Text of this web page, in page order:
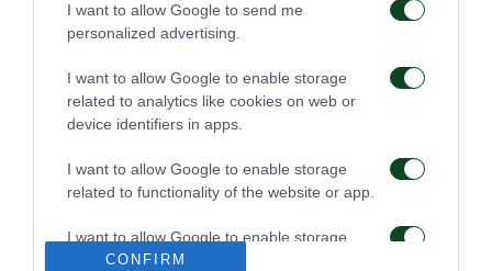
I want to allow Google to send me
personalized advertising.
I want to allow Google to enable storage
related to analytics like cookies on web or
device identifiers in apps.
I want to allow Google to enable storage
related to functionality of the website or app.
I want to allow Google to enable storage
related to personalization.
CONFIRM
Η ευρωπαϊκή λίστα για
τα παιχνίδια με την
Ιατρική ενημέρωση για
τον Ανδρέα Τετέι